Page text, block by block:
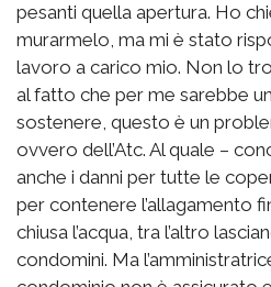
pesanti quella apertura. Ho
murarmelo, ma mi è stato
lavoro a carico mio. Non lo
al fatto che per me sarebbe
sostenere, questo è un
ovvero dell’Atc. Al quale –
anche i danni per tutte le
per contenere l’allagamento
chiusa l’acqua, tra l’altro
condomini. Ma